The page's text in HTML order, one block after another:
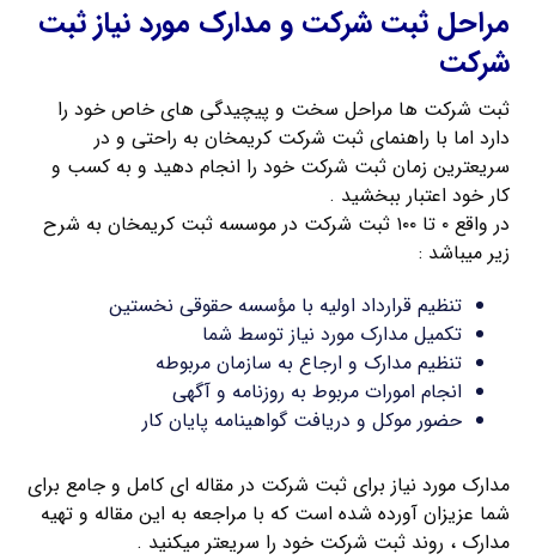
مراحل ثبت شرکت و مدارک مورد نیاز ثبت
شرکت
ثبت شرکت ها مراحل سخت و پیچیدگی های خاص خود را
دارد اما با راهنمای ثبت شرکت کریمخان به راحتی و در
سریعترین زمان ثبت شرکت خود را انجام دهید و به کسب و
کار خود اعتبار ببخشید .
در واقع ۰ تا ۱۰۰ ثبت شرکت در موسسه ثبت کریمخان به شرح
زیر میباشد :
تنظیم قرارداد اولیه با مؤسسه حقوقی نخستین
تکمیل مدارک مورد نیاز توسط شما
تنظیم مدارک و ارجاع به سازمان مربوطه
انجام امورات مربوط به روزنامه و آگهی
حضور موکل و دریافت گواهینامه پایان کار
مدارک مورد نیاز برای ثبت شرکت در مقاله ای کامل و جامع برای
شما عزیزان آورده شده است که با مراجعه به این مقاله و تهیه
مدارک ، روند ثبت شرکت خود را سریعتر میکنید .